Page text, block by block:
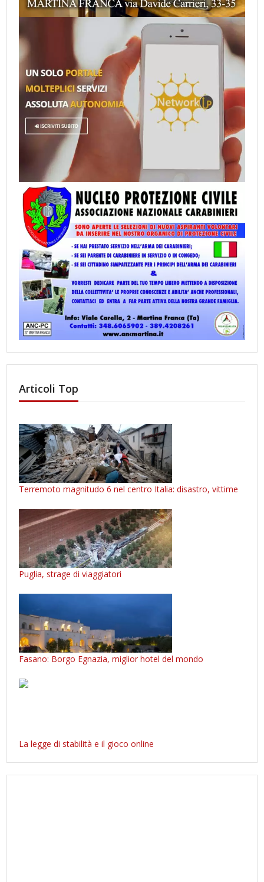
Articoli Top
Terremoto magnitudo 6 nel centro Italia: disastro, vittime
Puglia, strage di viaggiatori
Fasano: Borgo Egnazia, miglior hotel del mondo
La legge di stabilità e il gioco online